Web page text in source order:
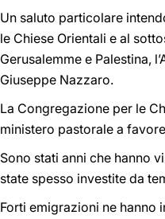
Un saluto particolare
le Chiese Orientali e al
Gerusalemme e Palestina,
Giuseppe Nazzaro.
La Congregazione per le
ministero pastorale a
Sono stati anni che hanno
state spesso investite da
Forti emigrazioni ne hanno